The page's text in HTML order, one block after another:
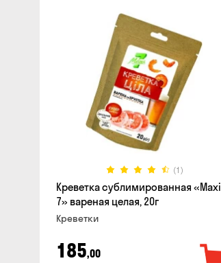
(1)
Креветка сублимированная «Maxi
7» вареная целая, 20г
Креветки
185,00